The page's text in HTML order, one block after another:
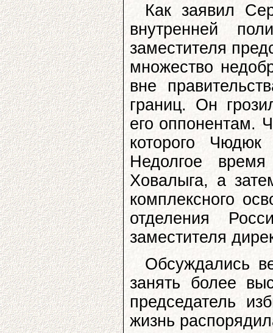
Как заявил
внутренней
заместителя
множество
вне
границ. Он
его оппонентам.
которого
Недолгое
Ховалыга, а
комплексного
отделения
заместителя
Обсуждались
занять более
председатель
жизнь